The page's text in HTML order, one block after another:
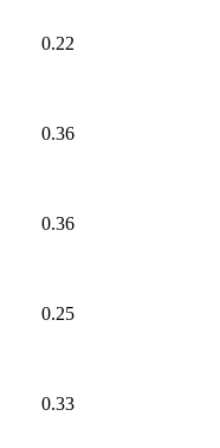
0.22
0.36
0.36
0.25
0.33